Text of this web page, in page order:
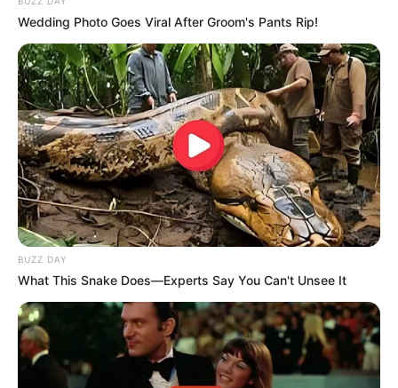
Wedding Photo Goes Viral After Groom's Pants Rip!
BUZZ DAY
What This Snake Does—Experts Say You Can't Unsee It